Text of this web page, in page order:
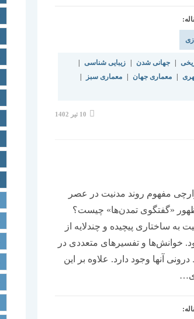
جهانی شدن زیبایی شناسی
معماری جهان معماری سبز
نوشته
منتشر
10 تیر 1402
مفهوم روند مدنیت در عصر
«گفتگوی تمدن‌ها» چیست؟
به ساختاری پیچیده و چندلایه از
خوانش‌ها و تفسیرهای متعددی در
آنها وجود دارد. علاوه بر این